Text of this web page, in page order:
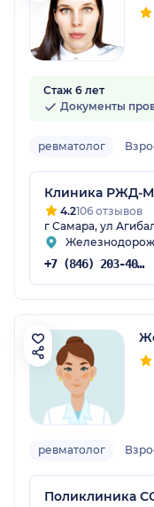
Стаж 6 лет
Документы
ревматолог
Клиника РЖД-
4.2106 отзывов
г Самара, ул
+7 (846) 203-40-03
ревматолог
Поликлиника